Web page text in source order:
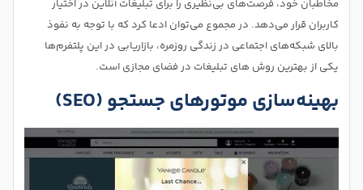
مخاطبان خود، فرصت‌های بی‌نظیری را برای تبلیغات آنلاین در اختیار
کاربران قرار می‌دهد. در مجموع می‌توان ادعا کرد که با توجه به نفوذ
بالای شبکه‌های اجتماعی در زندگی روزمره، بازاریابی در این پلتفرم‌ها
یکی از بهترین روش های تبلیغات در فضای مجازی است.
بهینه‌سازی موتورهای جستجو (SEO)